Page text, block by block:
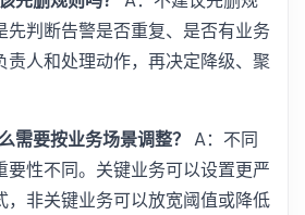
先判断告警是否重复、是否有业务
责人和处理动作，再决定降级、聚
需要按业务场景调整？ A：不同
要性不同。关键业务可以设置更严
，非关键业务可以放宽阈值或降低